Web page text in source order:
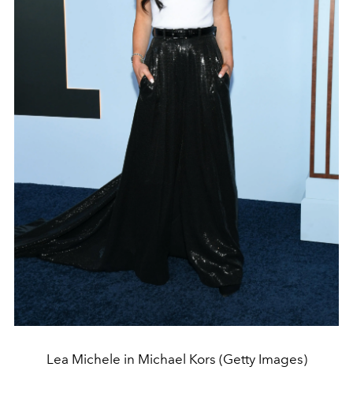
Lea Michele in Michael Kors (Getty Images)